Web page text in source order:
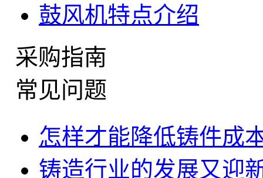
鼓风机特点介绍
采购指南
常见问题
怎样才能降低铸件成
铸造行业的发展又迎